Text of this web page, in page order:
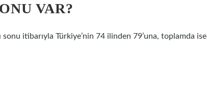
VAR?
sonu itibarıyla Türkiye’nin 74 ilinden 79’una, toplamda ise